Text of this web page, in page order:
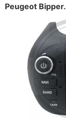
Peugeot Bipper.